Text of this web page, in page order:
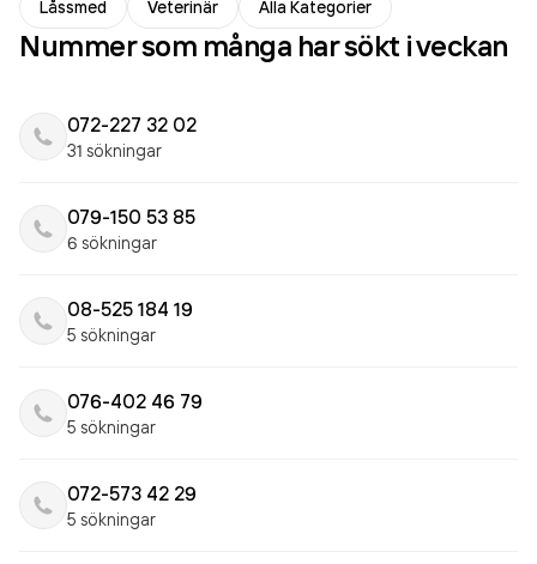
Låssmed Veterinär Alla Kategorier
Nummer som många har sökt i veckan
072-227 32 02
31 sökningar
079-150 53 85
6 sökningar
08-525 184 19
5 sökningar
076-402 46 79
5 sökningar
072-573 42 29
5 sökningar